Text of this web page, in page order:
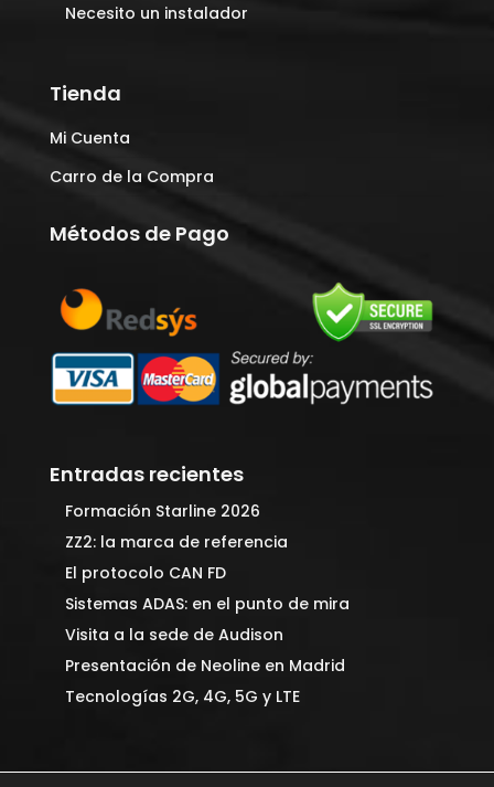
Necesito un instalador
Tienda
Mi Cuenta
Carro de la Compra
Métodos de Pago
Entradas recientes
Formación Starline 2026
ZZ2: la marca de referencia
El protocolo CAN FD
Sistemas ADAS: en el punto de mira
Visita a la sede de Audison
Presentación de Neoline en Madrid
Tecnologías 2G, 4G, 5G y LTE